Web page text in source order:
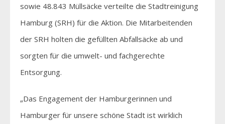
sowie 48.843 Müllsäcke verteilte die Stadtreinigung
Hamburg (SRH) für die Aktion. Die Mitarbeitenden
der SRH holten die gefüllten Abfallsäcke ab und
sorgten für die umwelt- und fachgerechte
Entsorgung.
„Das Engagement der Hamburgerinnen und
Hamburger für unsere schöne Stadt ist wirklich